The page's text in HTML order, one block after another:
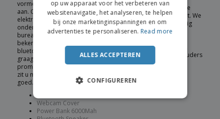
vormen als promotieartikel
aan. Overige nuttige
elektronische artikelen zijn
onder andere mini USB
bureauventilators,
bekerwarmers, USB hubs en
bluetooth speakers. Als u
graag de meest nuttige
promotieproducten wilt, dan
zit u met elektronica altijd
goed…
Webcam Cover
Power Bank 6000Mah
drinkflesjes dat de groene
kant van uw bedrijf uitlicht. We
bieden tevens een volledig
gamma aan
sportkleding voor teams,
polsbandjes, telefoonhouders
en meer.
op uw apparaat voor het verbeteren van
websitenavigatie, het analyseren, te helpen
bij onze marketinginspanningen en om
advertenties te personaliseren. Read more
ALLES ACCEPTEREN
CONFIGUREREN